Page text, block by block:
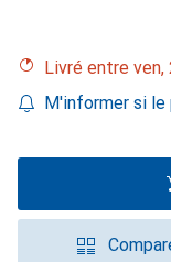
Livré entre
M'informer si